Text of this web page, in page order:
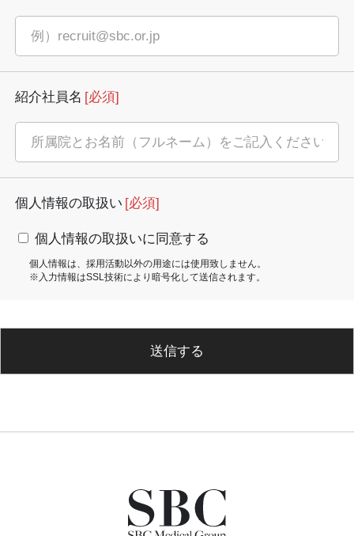
紹介社員名 [必須]
個人情報の取扱い [必須]
個人情報の取扱いに同意する
個人情報は、採用活動以外の用途には使用致しません。
※入力情報はSSL技術により暗号化して送信されます。
送信する